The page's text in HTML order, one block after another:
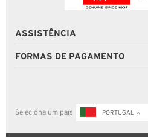
ASSISTÊNCIA
FORMAS DE PAGAMENTO
Seleciona um país PORTUGAL